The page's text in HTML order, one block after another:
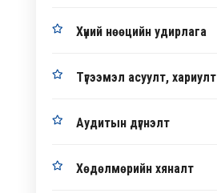
Хүний нөөцийн удирлага
Түгээмэл асуулт, хариулт
Аудитын дүгнэлт
Хөдөлмөрийн хяналт